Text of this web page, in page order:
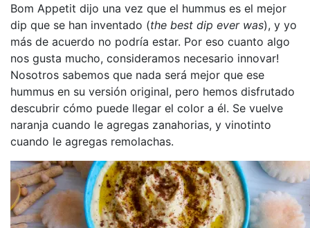
Bom Appetit dijo una vez que el hummus es el mejor
dip que se han inventado (the best dip ever was), y yo
más de acuerdo no podría estar. Por eso cuanto algo
nos gusta mucho, consideramos necesario innovar!
Nosotros sabemos que nada será mejor que ese
hummus en su versión original, pero hemos disfrutado
descubrir cómo puede llegar el color a él. Se vuelve
naranja cuando le agregas zanahorias, y vinotinto
cuando le agregas remolachas.